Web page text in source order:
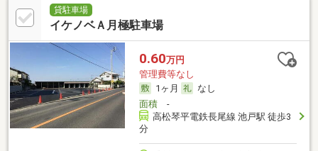
貸駐車場
イケノベＡ月極駐車場
0.60万円
管理費等なし
1ヶ月
なし
面積-
高松琴平電鉄長尾線 池戸駅 徒歩3
分